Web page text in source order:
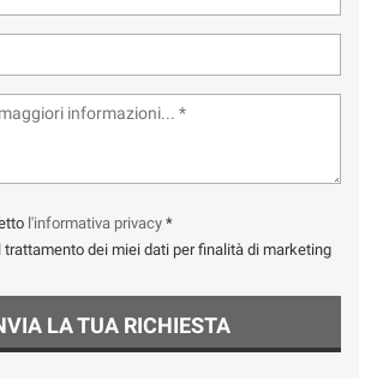
l'informativa privacy *
dei miei dati per finalità di marketing
LA TUA RICHIESTA